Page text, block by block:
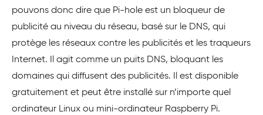
pouvons donc dire que Pi-hole est un bloqueur de
publicité au niveau du réseau, basé sur le DNS, qui
protège les réseaux contre les publicités et les traqueurs
Internet. Il agit comme un puits DNS, bloquant les
domaines qui diffusent des publicités. Il est disponible
gratuitement et peut être installé sur n’importe quel
ordinateur Linux ou mini-ordinateur Raspberry Pi.